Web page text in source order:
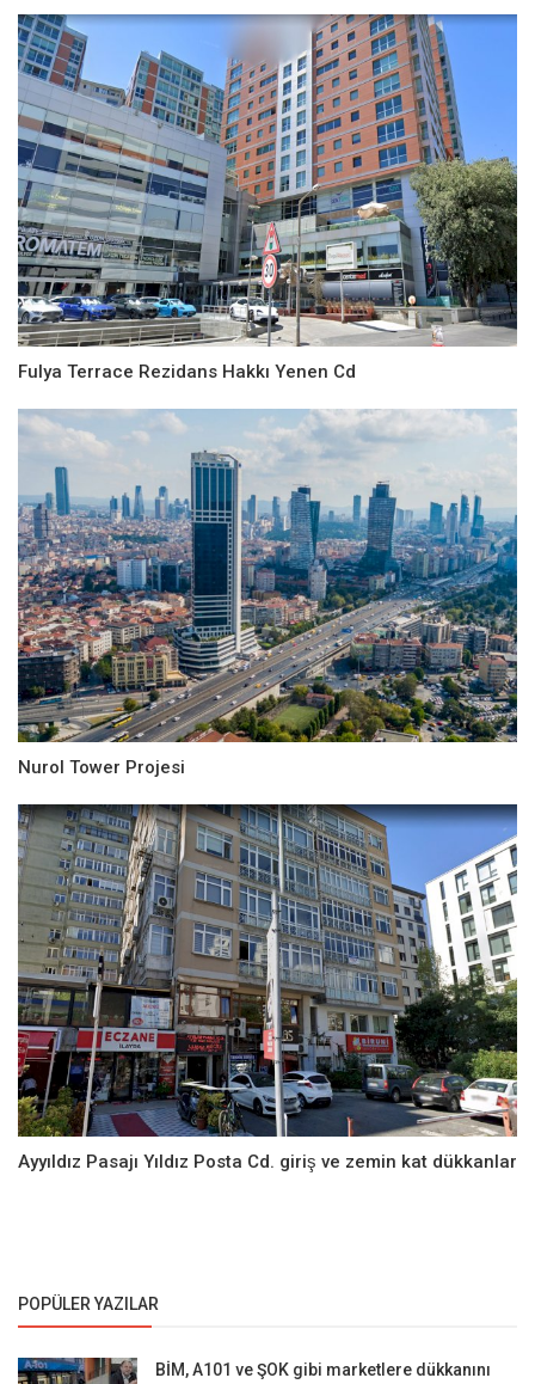
Fulya Terrace Rezidans Hakkı Yenen Cd
Nurol Tower Projesi
Ayyıldız Pasajı Yıldız Posta Cd. giriş ve zemin kat dükkanlar
POPÜLER YAZILAR
BİM, A101 ve ŞOK gibi marketlere dükkanını